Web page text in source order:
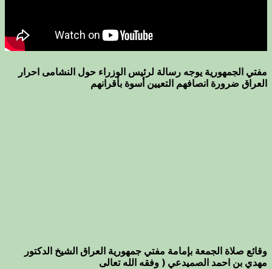
مفتي الجمهورية يوجه رسالة لرئيس الوزراء حول النشامى احرار
العراق ضرورة انصافهم التعيين أسوة بأقرانهم
وقائع صلاة الجمعة بإمامة مفتي جمهورية العراق الشيخ الدكتور
مهدي بن احمد الصميدعي ( وفقه الله تعالى